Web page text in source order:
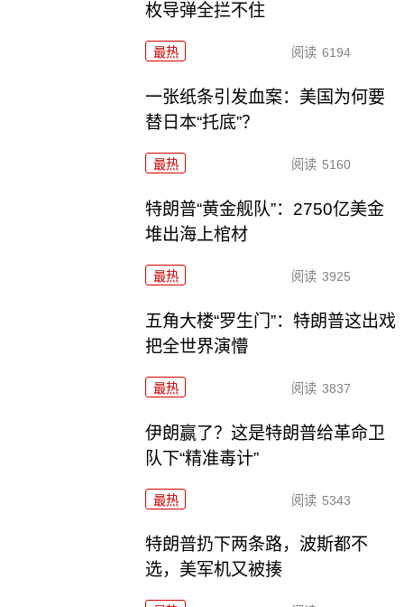
枚导弹全拦不住
最热 阅读 6194
一张纸条引发血案：美国为何要
替日本“托底”？
最热 阅读 5160
特朗普“黄金舰队”：2750亿美金
堆出海上棺材
最热 阅读 3925
五角大楼“罗生门”：特朗普这出戏
把全世界演懵
最热 阅读 3837
伊朗赢了？这是特朗普给革命卫
队下“精准毒计”
最热 阅读 5343
特朗普扔下两条路，波斯都不
选，美军机又被揍